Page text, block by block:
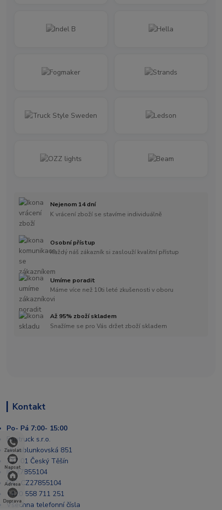
Zavolat
Napsat
Adresa
Doprava
Nejenom 14 dní
K vrácení zboží se stavíme individuálně
Osobní přístup
Každý náš zákazník si zaslouží kvalitní přístup
Umíme poradit
Máme více než 10ti leté zkušenosti v oboru
Až 95% zboží skladem
Snažíme se pro Vás držet zboží skladem
Kontakt
Po- Pá 7:00- 15:00
Enatruck s.r.o.
Ul. Jablunkovská 851
737 01 Český Těšín
IČ: 27855104
DIČ: CZ27855104
+420 558 711 251
Všechna telefonní čísla